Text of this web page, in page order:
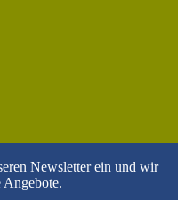
Newsletter ein und wir